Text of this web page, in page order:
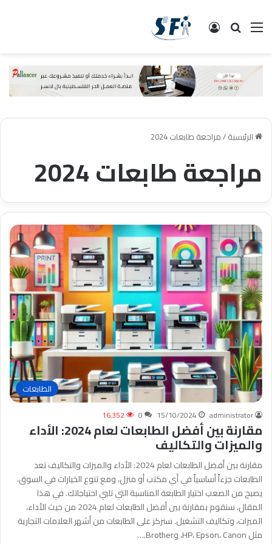
القائمة البحث تسجيل الدخول
الرئيسية/مراجعة طابعات 2024
مراجعة طابعات 2024
الطابعات
administrator
15/10/2024
0 16٬352
مقارنة بين أفضل الطابعات لعام 2024: الأداء
والميزات والتكاليف
مقارنة بين أفضل الطابعات لعام 2024: الأداء والميزات والتكاليف تعد
الطابعات جزءاً أساسياً في أي مكتب أو منزل، ومع تنوع الخيارات في السوق،
يصبح من الصعب اختيار الطابعة المناسبة التي تلبي احتياجاتك. في هذا
المقال، سنقوم بمقارنة بين أفضل الطابعات لعام 2024 من حيث الأداء،
الميزات، وتكاليف التشغيل. سنركز على الطابعات من أشهر العلامات التجارية
مثل HP، Epson، Canon، وBrother.…